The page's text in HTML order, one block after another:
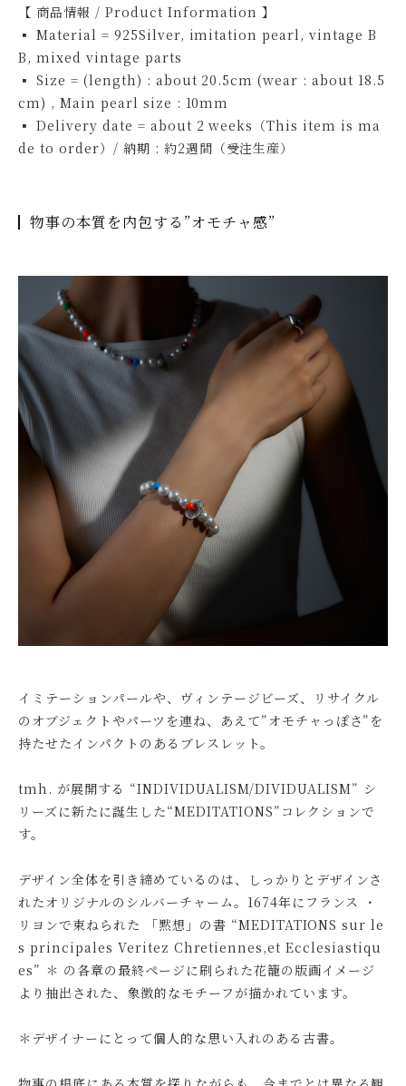
【 商品情報 / Product Information 】
▪ Material = 925Silver, imitation pearl, vintage B
B, mixed vintage parts
▪ Size = (length) : about 20.5cm (wear : about 18.5
cm) , Main pearl size : 10mm
▪ Delivery date = about 2 weeks（This item is ma
de to order）/ 納期 : 約2週間（受注生産）
物事の本質を内包する”オモチャ感”
イミテーションパールや、ヴィンテージビーズ、リサイクル
のオブジェクトやパーツを連ね、あえて”オモチャっぽさ”を
持たせたインパクトのあるブレスレット。
tmh. が展開する “INDIVIDUALISM/DIVIDUALISM” シ
リーズに新たに誕生した“MEDITATIONS”コレクションで
す。
デザイン全体を引き締めているのは、しっかりとデザインさ
れたオリジナルのシルバーチャーム。1674年にフランス ・
リヨンで束ねられた 「黙想」の書 “MEDITATIONS sur le
s principales Veritez Chretiennes,et Ecclesiastiqu
es” ＊ の各章の最終ページに刷られた花籠の版画イメージ
より抽出された、象徴的なモチーフが描かれています。
＊デザイナーにとって個人的な思い入れのある古書。